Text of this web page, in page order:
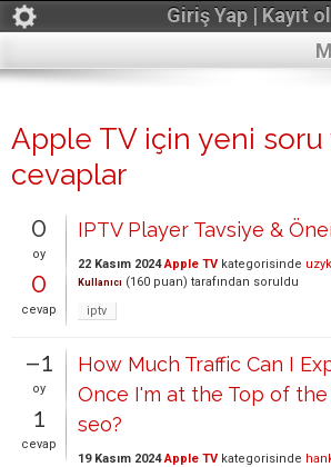
Giriş Yap | Kayıt ol
Apple TV için yeni soru
cevaplar
0
oy
0
cevap
IPTV Player Tavsiye &
22 Kasım 2024 Apple TV kategorisinde
Kullanıcı (160 puan) tarafından soruldu
iptv
–1
oy
1
cevap
How Much Traffic Can I
Once I'm at the Top of
seo?
19 Kasım 2024 Apple TV kategorisinde